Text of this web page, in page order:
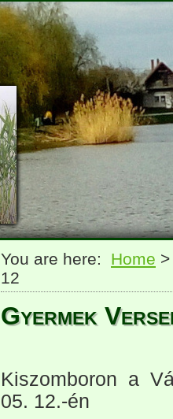
You are here: Home
12
Gyermek
Kiszomboron a
05. 12.-én